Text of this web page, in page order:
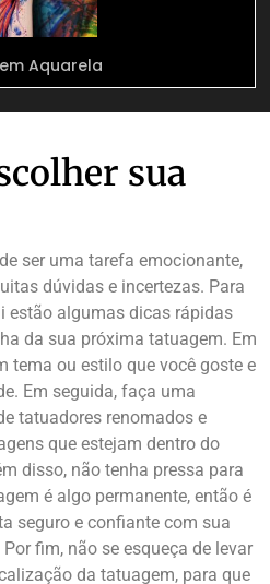
Aquarela
sua
ser uma tarefa emocionante,
dúvidas e incertezas. Para
estão algumas dicas rápidas
da sua próxima tatuagem. Em
tema ou estilo que você goste e
Em seguida, faça uma
tatuadores renomados e
que estejam dentro do
disso, não tenha pressa para
é algo permanente, então é
seguro e confiante com sua
fim, não se esqueça de levar
da tatuagem, para que